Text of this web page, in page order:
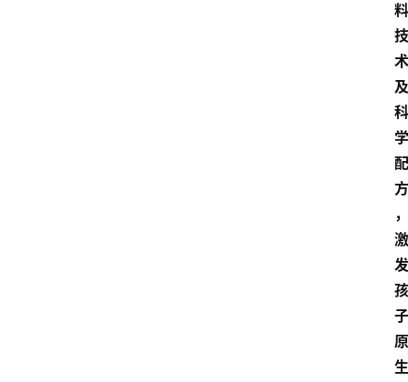
料
技
术
及
科
学
配
方
，
激
发
孩
子
原
生